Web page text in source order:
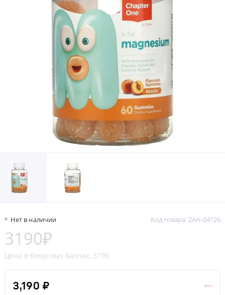
Нет в наличии Код товара: ZAH-04126
3190₽
Цена в бонусных баллах: 3190
3,190 ₽